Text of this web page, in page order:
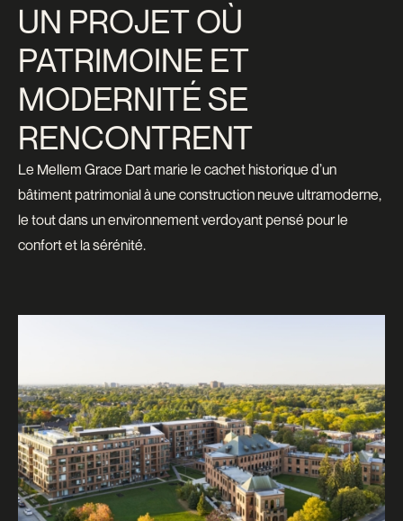
UN PROJET OÙ
PATRIMOINE ET
MODERNITÉ SE
RENCONTRENT
Le Mellem Grace Dart marie le cachet historique d’un
bâtiment patrimonial à une construction neuve ultramoderne,
le tout dans un environnement verdoyant pensé pour le
confort et la sérénité.